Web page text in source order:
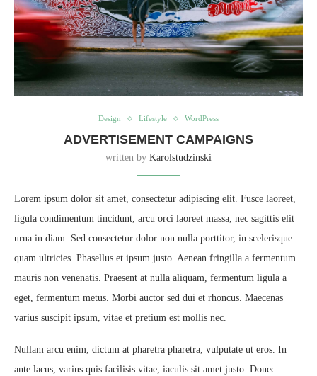
Design Lifestyle WordPress
ADVERTISEMENT CAMPAIGNS
written by Karolstudzinski
Lorem ipsum dolor sit amet, consectetur adipiscing elit. Fusce laoreet,
ligula condimentum tincidunt, arcu orci laoreet massa, nec sagittis elit
urna in diam. Sed consectetur dolor non nulla porttitor, in scelerisque
quam ultricies. Phasellus et ipsum justo. Aenean fringilla a fermentum
mauris non venenatis. Praesent at nulla aliquam, fermentum ligula a
eget, fermentum metus. Morbi auctor sed dui et rhoncus. Maecenas
varius suscipit ipsum, vitae et pretium est mollis nec.
Nullam arcu enim, dictum at pharetra pharetra, vulputate ut eros. In
ante lacus, varius quis facilisis vitae, iaculis sit amet justo. Donec